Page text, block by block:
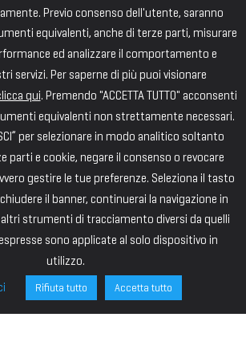
Previo consenso dell'utente, saranno
equivalenti, anche di terze parti, misurare
ed analizzare il comportamento e
servizi. Per saperne di più puoi visionare
qui. Premendo "ACCETTA TUTTO" acconsenti
equivalenti non strettamente necessari.
per selezionare in modo analitico soltanto
parti e cookie, negare il consenso o revocare
gestire le tue preferenze. Seleziona il tasto
chiudere il banner, continuerai la navigazione in
altri strumenti di tracciamento diversi da quelli
sono applicate al solo dispositivo in
utilizzo.
Rifiuta tutto Accetta tutto